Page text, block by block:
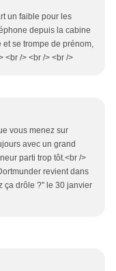
un faible pour les
depuis la cabine
se trompe de prénom,
<br /> <br /> <br />
vous menez sur
avec un grand
parti trop tôt.<br />
revient dans
ça drôle ?" le 30 janvier